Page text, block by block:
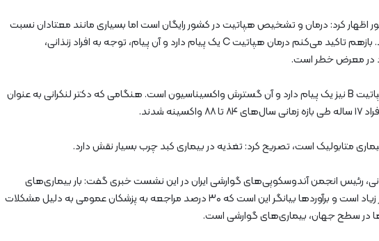
اظهار کرد: درمان و تشخیص هپاتیت در کشور رایگان است اما بسیاری مانند معتادان نسبت
به این موضوع بی‌اطلاع هستند. بازهم تاکید می‌کنم درمان هپاتیت C یک پیام دارد و آن پیام، توجه به افراد زنذانی،
در معرض خطر است.
علویان گفت: کنترل و درمان هپاتیت B نیز یک پیام دارد و آن گسترش واکسیناسیون است. هنگامی که دکتر لنکرانی به عنوان
شدند.
متابولیک است، تصریح کرد: تغذیه در بیماری کبد چرب بسیار نقش دارد.
رئیس انجمن آندوسکوپی‌های گوارشی ایران در این نشست خبری گفت: بار بیماری‌های
گوارشی و کبدی در جهان بسیار زیاد است و برآوردها بیانگر این است که ۳۰ درصد مراجعه به پزشکان عمومی به دلیل مشکلات